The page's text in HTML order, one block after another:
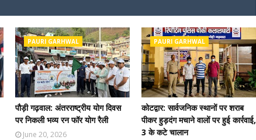
PAURI GARHWAL
पौड़ी गढ़वाल: अंतरराष्ट्रीय योग दिवस
पर निकली भव्य रन फॉर योग रैली
June 20, 2026
PAURI GARHWAL
कोटद्वार: सार्वजनिक स्थानों पर शराब
पीकर हुड़दंग मचाने वालों पर हुई कार्रवाई,
3 के कटे चालान